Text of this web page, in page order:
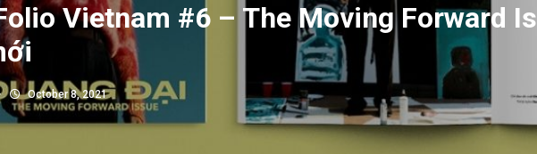
Vietnam #6 – The Moving Forward
October 8, 2021